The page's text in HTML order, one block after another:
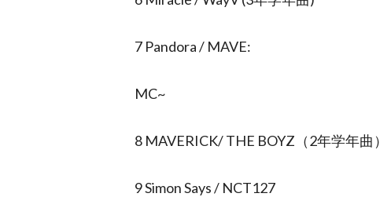
7 Pandora / MAVE:
MC~
8 MAVERICK/ THE BOYZ（2年学年曲）
9 Simon Says / NCT127